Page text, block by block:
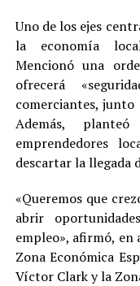
Uno de los ejes
la economía
Mencionó una
ofrecerá
comerciantes, junto
Además,
emprendedores
descartar la llegada
«Queremos que
abrir
empleo», afirmó,
Zona Económica
Víctor Clark y la